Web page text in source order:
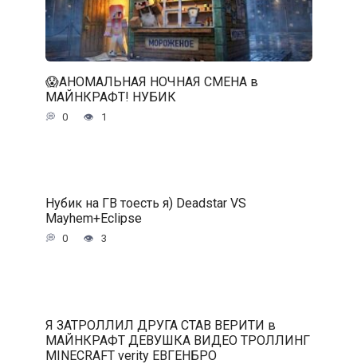
😱АНОМАЛЬНАЯ НОЧНАЯ СМЕНА в
МАЙНКРАФТ! НУБИК
0 1
Нубик на ГВ тоесть я) Deadstar VS
Mayhem+Eclipse
0 3
Я ЗАТРОЛЛИЛ ДРУГА СТАВ ВЕРИТИ в
МАЙНКРАФТ ДЕВУШКА ВИДЕО ТРОЛЛИНГ
MINECRAFT verity ЕВГЕНБРО